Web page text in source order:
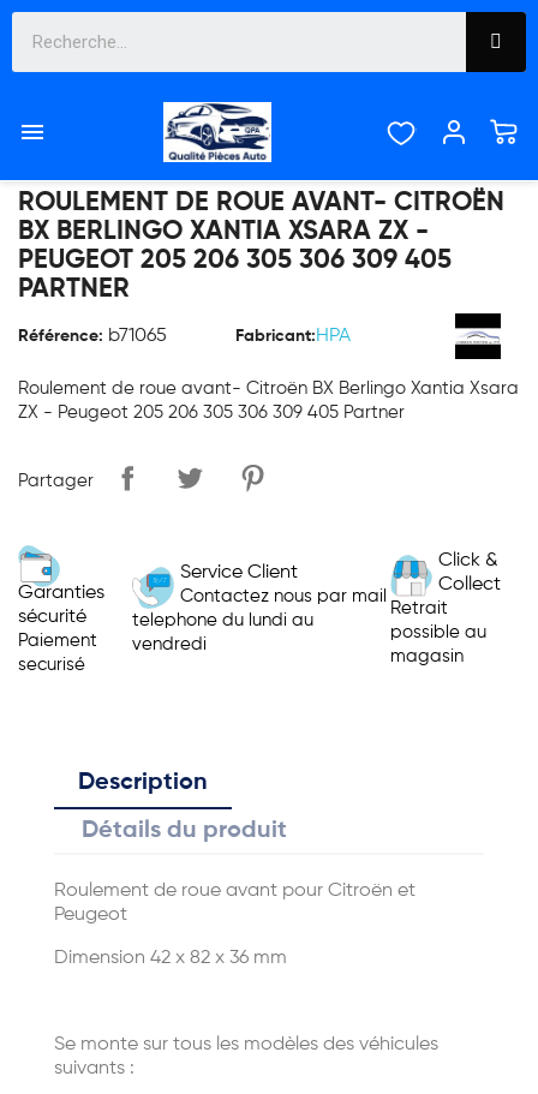

ROULEMENT DE ROUE AVANT- CITROËN
BX BERLINGO XANTIA XSARA ZX -
PEUGEOT 205 206 305 306 309 405
PARTNER
Référence: b71065 Fabricant: HPA
Roulement de roue avant- Citroën BX Berlingo Xantia Xsara
ZX - Peugeot 205 206 305 306 309 405 Partner
Partager
Garanties
sécurité
Paiement
securisé
Service Client
Contactez nous par mail
telephone du lundi au
vendredi
Click &
Collect
Retrait
possible au
magasin
Description
Détails du produit
Roulement de roue avant pour Citroën et
Peugeot
Dimension 42 x 82 x 36 mm
Se monte sur tous les modèles des véhicules
suivants :